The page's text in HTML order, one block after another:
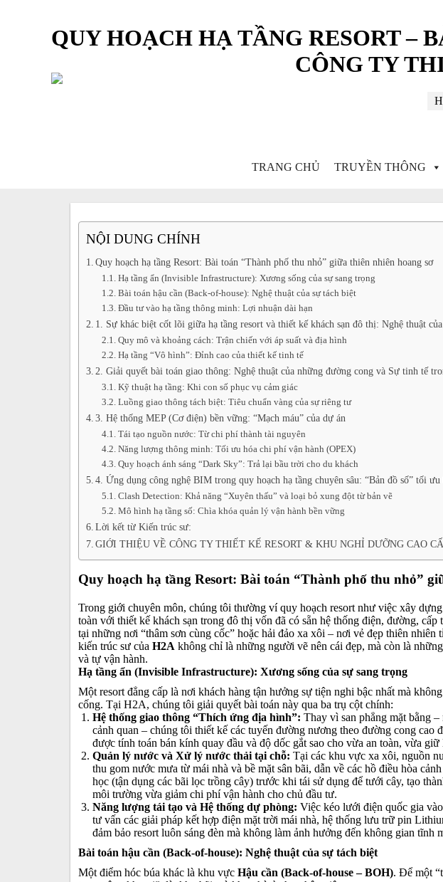
QUY HOẠCH HẠ TẦNG RESORT –
CÔNG TY
TRANG CHỦ TRUYỀN THÔNG
NỘI DUNG CHÍNH
Quy hoạch hạ tầng Resort: Bài toán “Thành phố thu nhỏ” giữa thiên nhiên hoang sơ
Hạ tầng ẩn (Invisible Infrastructure): Xương sống của sự sang trọng
Bài toán hậu cần (Back-of-house): Nghệ thuật của sự tách biệt
Đầu tư vào hạ tầng thông minh: Lợi nhuận dài hạn
1. Sự khác biệt cốt lõi giữa hạ tầng resort và thiết kế khách sạn đô thị: Nghệ thuật
Quy mô và khoảng cách: Trận chiến với áp suất và địa hình
Hạ tầng “Vô hình”: Đỉnh cao của thiết kế tinh tế
2. Giải quyết bài toán giao thông: Nghệ thuật của những đường cong và Sự tinh tế
Kỹ thuật hạ tầng: Khi con số phục vụ cảm giác
Luồng giao thông tách biệt: Tiêu chuẩn vàng của sự riêng tư
3. Hệ thống MEP (Cơ điện) bền vững: “Mạch máu” của dự án
Tái tạo nguồn nước: Từ chi phí thành tài nguyên
Năng lượng thông minh: Tối ưu hóa chi phí vận hành (OPEX)
Quy hoạch ánh sáng “Dark Sky”: Trả lại bầu trời cho du khách
4. Ứng dụng công nghệ BIM trong quy hoạch hạ tầng chuyên sâu: “Bản đồ số” tối
Clash Detection: Khả năng “Xuyên thấu” và loại bỏ xung đột từ bản vẽ
Mô hình hạ tầng số: Chìa khóa quản lý vận hành bền vững
Lời kết từ Kiến trúc sư:
GIỚI THIỆU VỀ CÔNG TY THIẾT KẾ RESORT & KHU NGHỈ DƯỠNG CAO
Quy hoạch hạ tầng Resort: Bài toán “Thành phố thu nhỏ”
Trong giới chuyên môn, chúng tôi thường ví quy hoạch resort như việc xây
toàn với thiết kế khách sạn trong đô thị vốn đã có sẵn hệ thống điện, đường,
tại những nơi “thâm sơn cùng cốc” hoặc hải đảo xa xôi – nơi vẻ đẹp thiên
kiến trúc sư của H2A không chỉ là những người vẽ nên cái đẹp, mà còn là
và tự vận hành.
Hạ tầng ẩn (Invisible Infrastructure): Xương sống của sự sang trọng
Một resort đẳng cấp là nơi khách hàng tận hưởng sự tiện nghi bậc nhất mà
cống. Tại H2A, chúng tôi giải quyết bài toán này qua ba trụ cột chính:
Hệ thống giao thông “Thích ứng địa hình”: Thay vì san phẳng mặt bằng
cảnh quan – chúng tôi thiết kế các tuyến đường nương theo đường cong
được tính toán bán kính quay đầu và độ dốc gắt sao cho vừa an toàn, vừa
Quản lý nước và Xử lý nước thải tại chỗ: Tại các khu vực xa xôi, nguồn
thu gom nước mưa từ mái nhà và bề mặt sân bãi, dẫn về các hồ điều hòa
học (tận dụng các bãi lọc trồng cây) trước khi tái sử dụng để tưới cây, tạo
môi trường vừa giảm chi phí vận hành cho chủ đầu tư.
Năng lượng tái tạo và Hệ thống dự phòng: Việc kéo lưới điện quốc gia
tư vấn các giải pháp kết hợp điện mặt trời mái nhà, hệ thống lưu trữ pin
đảm bảo resort luôn sáng đèn mà không làm ảnh hưởng đến không gian tĩnh
Bài toán hậu cần (Back-of-house): Nghệ thuật của sự tách biệt
Một điểm hóc búa khác là khu vực Hậu cần (Back-of-house – BOH). Để một